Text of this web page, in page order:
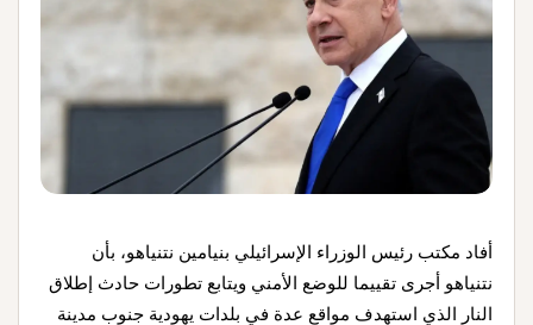
أفاد مكتب رئيس الوزراء الإسرائيلي بنيامين نتنياهو، بأن
نتنياهو أجرى تقييما للوضع الأمني ويتابع تطورات حادث إطلاق
النار الذي استهدف مواقع عدة في بلدات يهودية جنوب مدينة